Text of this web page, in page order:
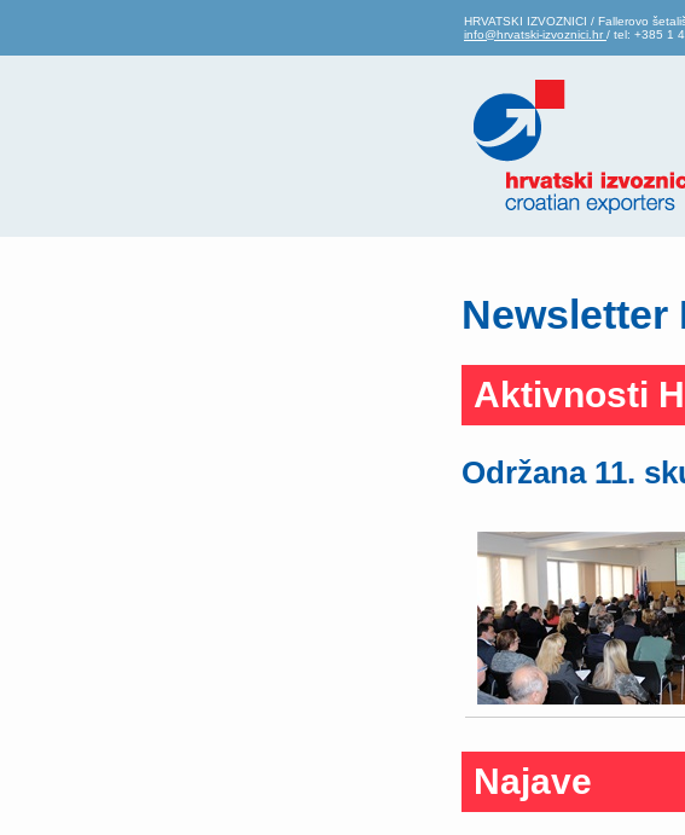
HRVATSKI IZVOZNICI / Fallerovo
info@hrvatski-izvoznici.hr / tel: +385 1
Newsletter
Aktivnosti
Održana 11.
Najave